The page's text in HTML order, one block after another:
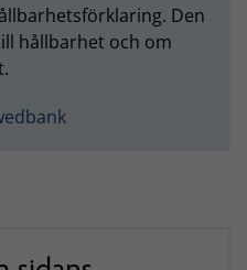
Den
hållbarhet och om